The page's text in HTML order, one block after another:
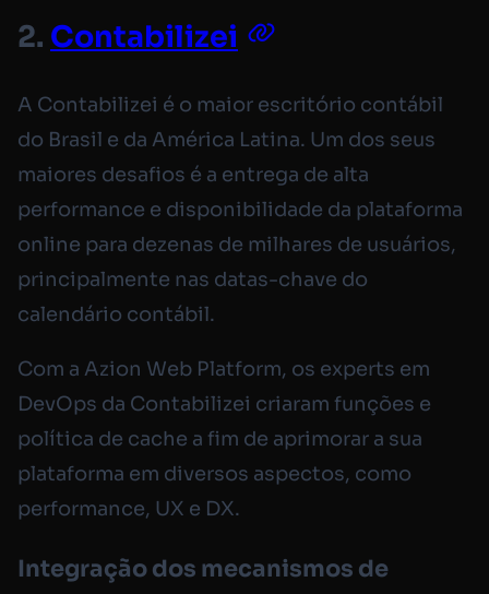
2. Contabilizei
A Contabilizei é o maior escritório contábil
do Brasil e da América Latina. Um dos seus
maiores desafios é a entrega de alta
performance e disponibilidade da plataforma
online para dezenas de milhares de usuários,
principalmente nas datas-chave do
calendário contábil.
Com a Azion Web Platform, os experts em
DevOps da Contabilizei criaram funções e
política de cache a fim de aprimorar a sua
plataforma em diversos aspectos, como
performance, UX e DX.
Integração dos mecanismos de